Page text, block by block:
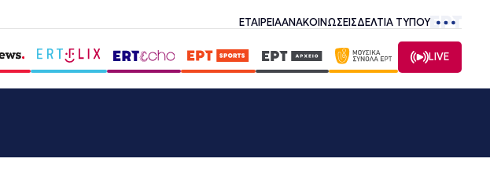
ΕΤΑΙΡΕΙΑΑΝΑΚΟΙΝΩΣΕΙΣΔΕΛΤΙΑ ΤΥΠΟΥ
LIVE